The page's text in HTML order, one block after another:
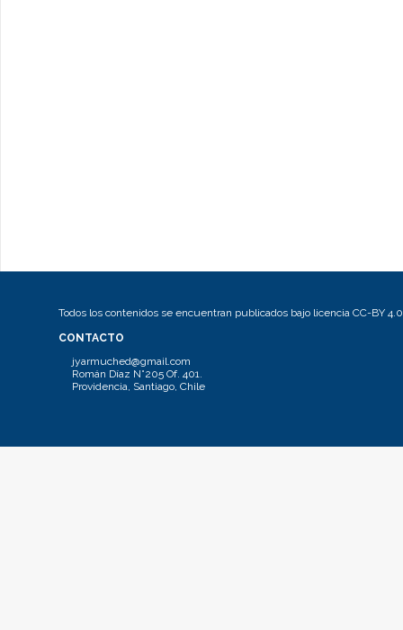
Todos los contenidos se encuentran publicados bajo licencia CC-BY 4.0
CONTACTO
jyarmuched@gmail.com
Román Díaz N°205 Of. 401.
Providencia, Santiago, Chile